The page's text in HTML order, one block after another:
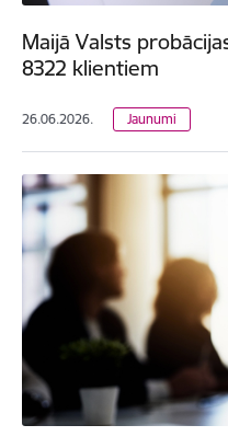
Maijā Valsts
8322 klientiem
26.06.2026. Jaunumi